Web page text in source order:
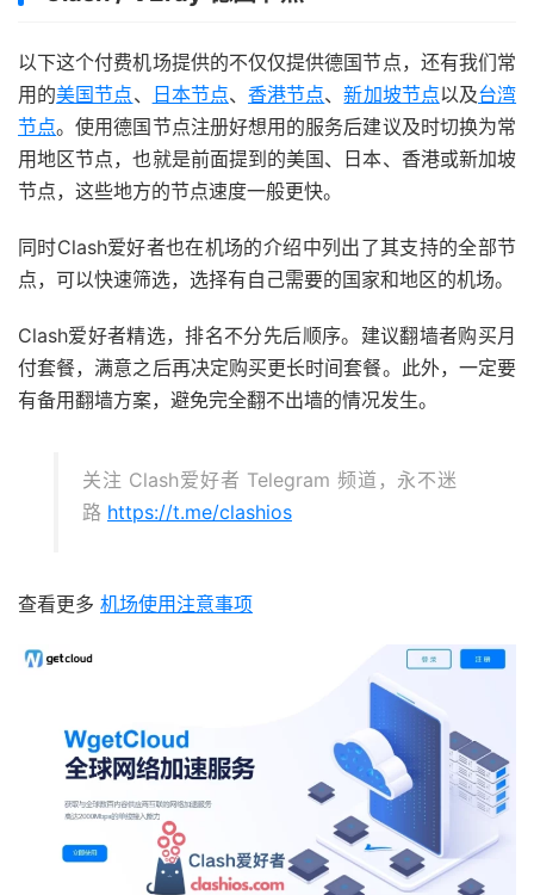
以下这个付费机场提供的不仅仅提供德国节点，还有我们常
用的美国节点、 日本节点、 香港节点、新加坡节点以及台湾
节点。使用德国节点注册好想用的服务后建议及时切换为常
用地区节点，也就是前面提到的美国、日本、香港或新加坡
节点，这些地方的节点速度一般更快。
同时Clash爱好者也在机场的介绍中列出了其支持的全部节
点，可以快速筛选，选择有自己需要的国家和地区的机场。
Clash爱好者精选，排名不分先后顺序。建议翻墙者购买月
付套餐，满意之后再决定购买更长时间套餐。此外，一定要
有备用翻墙方案，避免完全翻不出墙的情况发生。
关注 Clash爱好者 Telegram 频道，永不迷
路 https://t.me/clashios
查看更多 机场使用注意事项